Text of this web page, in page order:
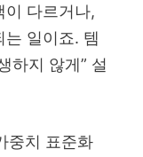
이 다르거나,
는 일이죠. 템
하지 않게” 설
중치 표준화